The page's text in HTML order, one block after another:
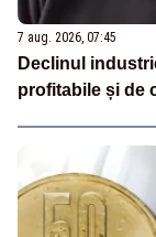
7 aug. 2026, 07:45
Declinul
profitabile și de